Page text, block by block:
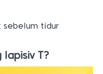
sebelum tidur
T?